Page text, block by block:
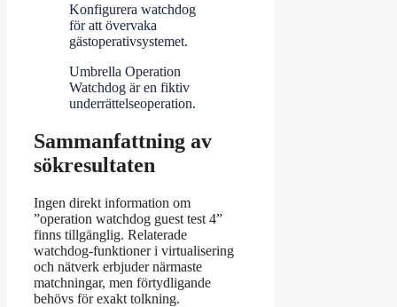
Konfigurera watchdog
för att övervaka
gästoperativsystemet.
Umbrella Operation
Watchdog är en fiktiv
underrättelseoperation.
Sammanfattning av
sökresultaten
Ingen direkt information om
”operation watchdog guest test 4”
finns tillgänglig. Relaterade
watchdog-funktioner i virtualisering
och nätverk erbjuder närmaste
matchningar, men förtydligande
behövs för exakt tolkning.